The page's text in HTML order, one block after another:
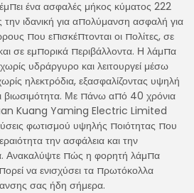
ένα ασφαλές μήκος κύματος 222
ιδανική για απολύμανση ασφαλή για
που επισκέπτονται οι πολίτες, σε
και σε εμπορικά περιβάλλοντα. Η λάμπα
υδράργυρο και λειτουργεί μέσω
ηλεκτρόδια, εξασφαλίζοντας υψηλή
βιωσιμότητα. Με πάνω από 40 χρόνια
Kuang Yaming Electric Limited
φωτισμού υψηλής ποιότητας που
την ασφάλεια και την
Ανακαλύψτε πώς η φορητή λάμπα
να ενισχύσει τα πρωτόκολλα
σας ήδη σήμερα.